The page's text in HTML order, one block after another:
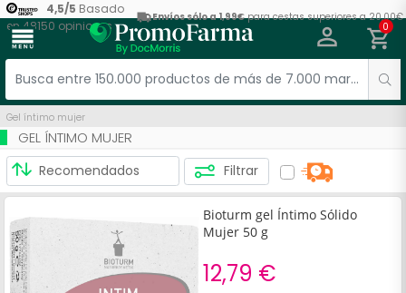
4,5/5 Basado
en48150 opiniones
Envíos sólo a 1,99€para cestas superiores a 20,00€
menu 0
Gel íntimo mujer
GEL ÍNTIMO MUJER
Filtrar
Bioturm gel Íntimo Sólido
Mujer 50 g
12,79 €